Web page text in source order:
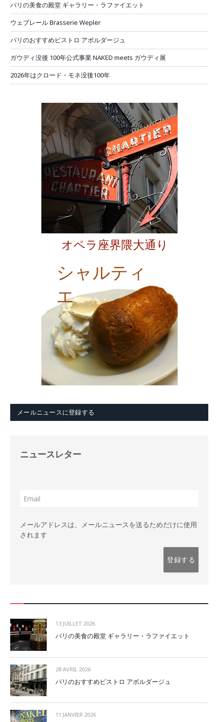
パリの美食の殿堂 ギャラリー・ラファイエット
ウェプレール Brasserie Wepler
パリのおすすめビストロ アボルダージュ
ガウディ没後 100年公式事業 NAKED meets ガウディ展
2026年はクロード・モネ没後100年
シャルティ
エ
オペラ座界隈大通り
メールニュースに登録する
ニュースレター
メールアドレスは、メールニュースを送るためだけに使用
されます
13 JUILLET 2026
パリの美食の殿堂 ギャラリー・ラファイエット
28 AVRIL 2026
パリのおすすめビストロ アボルダージュ
11 JANVIER 2026